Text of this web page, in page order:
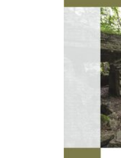
dwóch dekad pozwala
najbliższych perspektyw
recenzji prof. dr hab. Danuty Minty-Tworzowskiej
stanowi nową i atrakcyjną
dla wypracowania nowej
doxa, oraz jej adekwatnej
zajmująca się czasami
przemyślenia zasadniczych
celów, zadań, priorytetów oraz zobowiązań.
współczesności - określana w
contemporary past,
interdyscyplinarny nurt
szeroko rozumiana
i przekształcenia
wszelkie formy kultury
nawet latach. Celami
interpretacja tychże śladów,